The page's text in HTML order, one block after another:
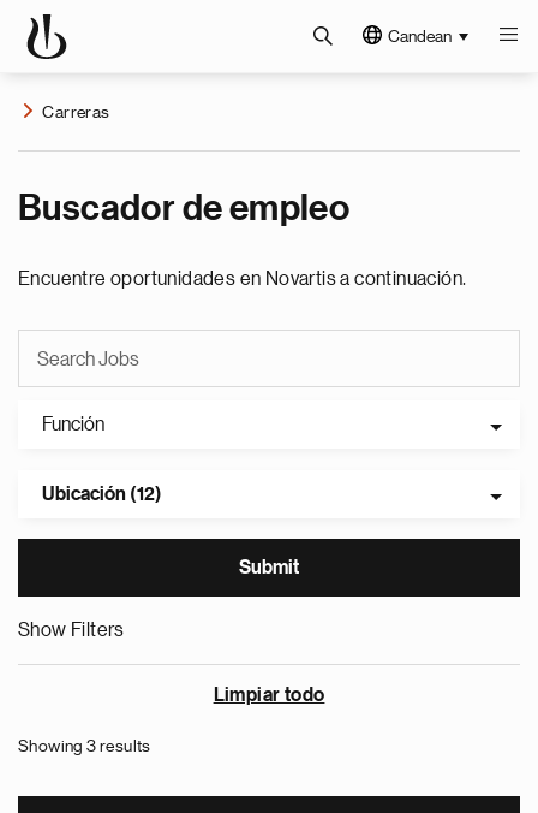
Candean
Carreras
Buscador de empleo
Encuentre oportunidades en Novartis a continuación.
Función
Ubicación (12)
Show Filters
Limpiar todo
Showing 3 results